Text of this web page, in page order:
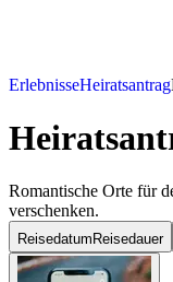
ErlebnisseHeiratsantrag
Romantische Orte für
verschenken.
Reisedatum Reisedauer